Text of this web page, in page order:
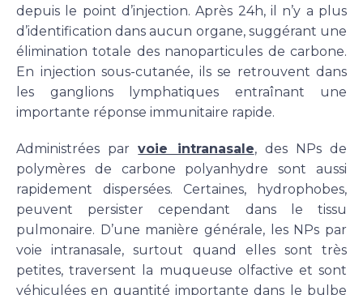
depuis le point d’injection. Après 24h, il n’y a plus
d’identification dans aucun organe, suggérant une
élimination totale des nanoparticules de carbone.
En injection sous-cutanée, ils se retrouvent dans
les ganglions lymphatiques entraînant une
importante réponse immunitaire rapide.
Administrées parvoie intranasale, des NPs de
polymères de carbone polyanhydre sont aussi
rapidement dispersées. Certaines, hydrophobes,
peuvent persister cependant dans le tissu
pulmonaire. D’une manière générale, les NPs par
voie intranasale, surtout quand elles sont très
petites, traversent la muqueuse olfactive et sont
véhiculées en quantité importante dans le bulbe